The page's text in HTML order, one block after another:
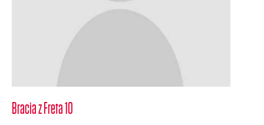
Bracia z Freta 10